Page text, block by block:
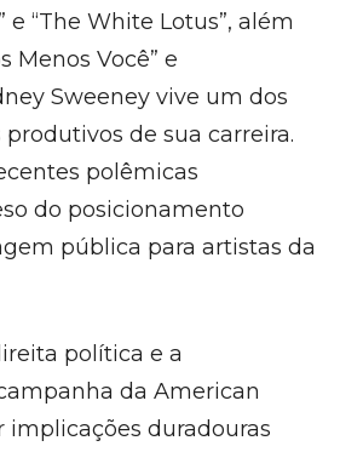
e “The White Lotus”, além
Menos Você” e
Sweeney vive um dos
de sua carreira.
polêmicas
do posicionamento
pública para artistas da
política e a
da American
implicações duradouras